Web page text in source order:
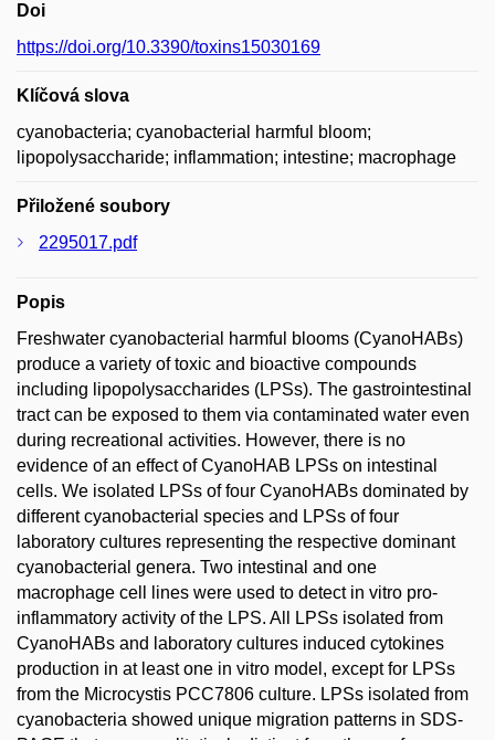
Doi
https://doi.org/10.3390/toxins15030169
Klíčová slova
cyanobacteria; cyanobacterial harmful bloom;
lipopolysaccharide; inflammation; intestine; macrophage
Přiložené soubory
2295017.pdf
Popis
Freshwater cyanobacterial harmful blooms (CyanoHABs)
produce a variety of toxic and bioactive compounds
including lipopolysaccharides (LPSs). The gastrointestinal
tract can be exposed to them via contaminated water even
during recreational activities. However, there is no
evidence of an effect of CyanoHAB LPSs on intestinal
cells. We isolated LPSs of four CyanoHABs dominated by
different cyanobacterial species and LPSs of four
laboratory cultures representing the respective dominant
cyanobacterial genera. Two intestinal and one
macrophage cell lines were used to detect in vitro pro-
inflammatory activity of the LPS. All LPSs isolated from
CyanoHABs and laboratory cultures induced cytokines
production in at least one in vitro model, except for LPSs
from the Microcystis PCC7806 culture. LPSs isolated from
cyanobacteria showed unique migration patterns in SDS-